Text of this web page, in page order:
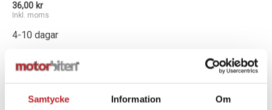
Samtycke Information Om
36,00 kr
Inkl. moms
4-10 dagar